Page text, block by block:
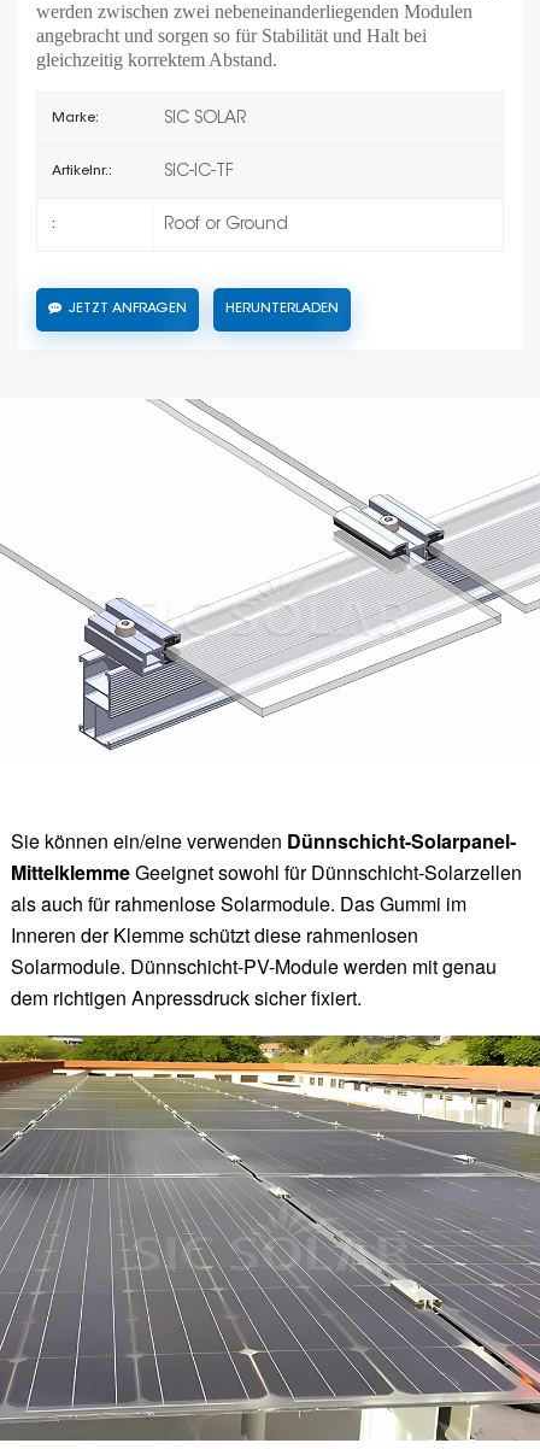
werden zwischen zwei nebeneinanderliegenden Modulen
angebracht und sorgen so für Stabilität und Halt bei
gleichzeitig korrektem Abstand.
Marke: SIC SOLAR
Artikelnr.: SIC-IC-TF
: Roof or Ground
JETZT ANFRAGEN HERUNTERLADEN
Sie können ein/eine verwenden Dünnschicht-Solarpanel-
MittelklemmeGeeignet sowohl für Dünnschicht-Solarzellen
als auch für rahmenlose Solarmodule. Das Gummi im
Inneren der Klemme schützt diese rahmenlosen
Solarmodule. Dünnschicht-PV-Module werden mit genau
dem richtigen Anpressdruck sicher fixiert.